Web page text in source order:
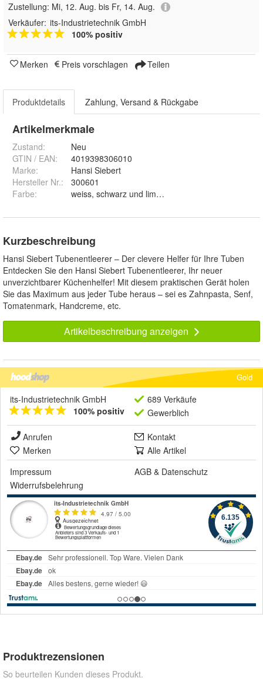
Zustellung: Mi, 12. Aug. bis Fr, 14. Aug.
Verkäufer: its-Industrietechnik GmbH
100% positiv
Merken Preis vorschlagen Teilen
Produktdetails Zahlung, Versand & Rückgabe
Artikelmerkmale
Zustand:
Neu
GTIN / EAN:
4019398306010
Marke:
Hansi Siebert
Hersteller Nr.:
300601
Farbe: weiss, schwarz und limette
Kurzbeschreibung
Hansi Siebert Tubenentleerer – Der clevere Helfer für Ihre Tuben
Entdecken Sie den Hansi Siebert Tubenentleerer, Ihr neuer
unverzichtbarer Küchenhelfer! Mit diesem praktischen Gerät holen
Sie das Maximum aus jeder Tube heraus – sei es Zahnpasta, Senf,
Tomatenmark, Handcreme, etc.
Artikelbeschreibung anzeigen
Gold
its-Industrietechnik GmbH
100% positiv
689 Verkäufe
Gewerblich
Anrufen
Kontakt
Merken
Alle Artikel
Impressum
AGB & Datenschutz
Widerrufsbelehrung
Produktrezensionen
So beurteilen Kunden dieses Produkt.